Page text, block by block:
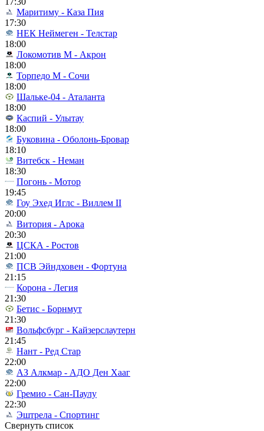
Маритиму - Каза Пия
17:30
НЕК Неймеген - Телстар
18:00
Локомотив М - Акрон
18:00
Торпедо М - Сочи
18:00
Шальке-04 - Аталанта
18:00
Каспий - Улытау
18:00
Буковина - Оболонь-Бровар
18:10
Витебск - Неман
18:30
Погонь - Мотор
19:45
Гоу Эхед Иглс - Виллем II
20:00
Витория - Арока
20:30
ЦСКА - Ростов
21:00
ПСВ Эйндховен - Фортуна
21:15
Корона - Легия
21:30
Бетис - Борнмут
21:30
Вольфсбург - Кайзерслаутерн
21:45
Нант - Ред Стар
22:00
АЗ Алкмар - АДО Ден Хааг
22:00
Гремио - Сан-Паулу
22:30
Эштрела - Спортинг
Свернуть список